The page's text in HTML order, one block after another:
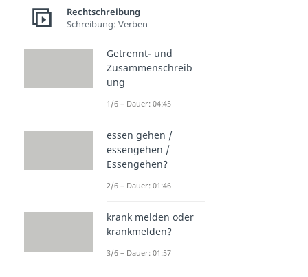
Rechtschreibung
Schreibung: Verben
Getrennt- und
Zusammenschreib
ung
1/6 – Dauer: 04:45
essen gehen /
essengehen /
Essengehen?
2/6 – Dauer: 01:46
krank melden oder
krankmelden?
3/6 – Dauer: 01:57